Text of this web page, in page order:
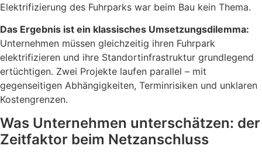
Elektrifizierung des Fuhrparks war beim Bau kein Thema.
Das Ergebnis ist ein klassisches Umsetzungsdilemma:
Unternehmen müssen gleichzeitig ihren Fuhrpark
elektrifizieren und ihre Standortinfrastruktur grundlegend
ertüchtigen. Zwei Projekte laufen parallel – mit
gegenseitigen Abhängigkeiten, Terminrisiken und unklaren
Kostengrenzen.
Was Unternehmen unterschätzen: der
Zeitfaktor beim Netzanschluss